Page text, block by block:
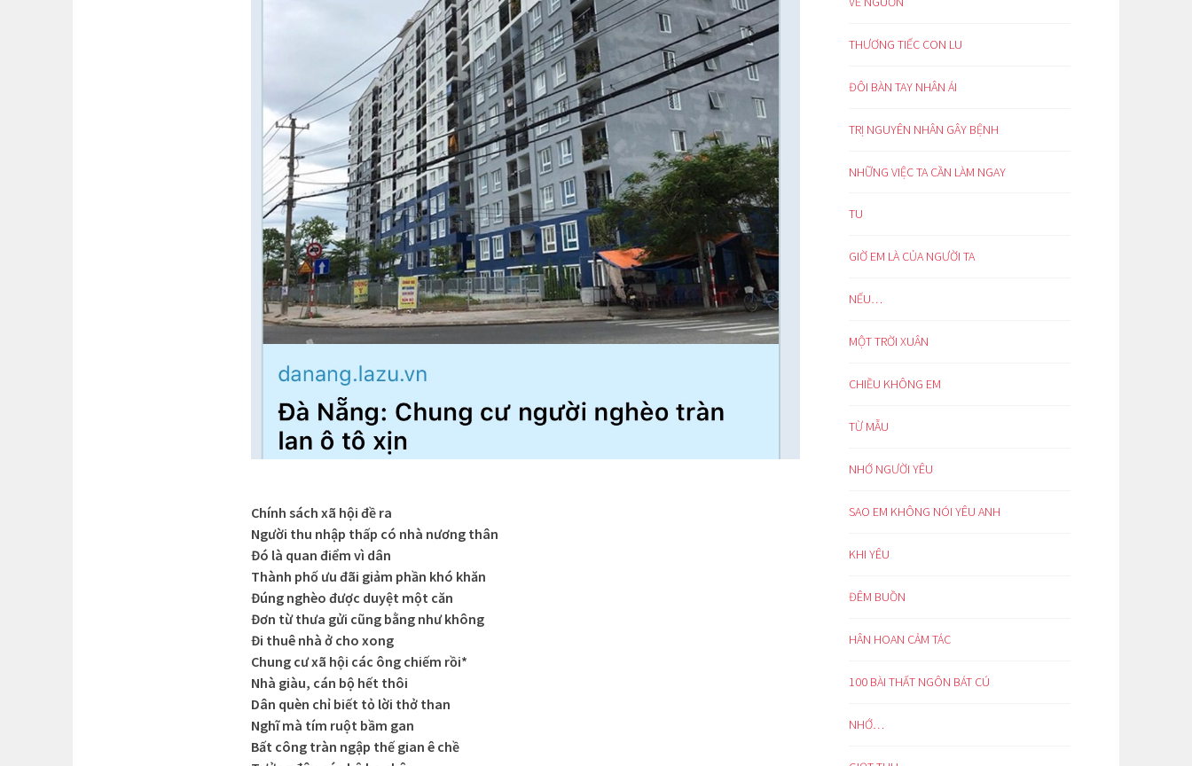
Chính sách xã hội đề ra
Người thu nhập thấp có nhà nương thân
Đó là quan điểm vì dân
Thành phố ưu đãi giảm phần khó khăn
Đúng nghèo được duyệt một căn
Đơn từ thưa gửi cũng bằng như không
Đi thuê nhà ở cho xong
Chung cư xã hội các ông chiếm rồi*
Nhà giàu, cán bộ hết thôi
Dân quèn chỉ biết tỏ lời thở than
Nghĩ mà tím ruột bầm gan
Bất công tràn ngập thế gian ê chề
THƯƠNG TIẾC CON LU
ĐÔI BÀN TAY NHÂN ÁI
TRỊ NGUYÊN NHÂN GÂY BỆNH
NHỮNG VIỆC TA CẦN LÀM NGAY
TU
GIỜ EM LÀ CỦA NGƯỜI TA
NẾU…
MỘT TRỜI XUÂN
CHIỀU KHÔNG EM
TỪ MẪU
NHỚ NGƯỜI YÊU
SAO EM KHÔNG NÓI YÊU ANH
KHI YÊU
ĐÊM BUỒN
HÂN HOAN CẢM TÁC
100 BÀI THẤT NGÔN BÁT CÚ
NHỚ…